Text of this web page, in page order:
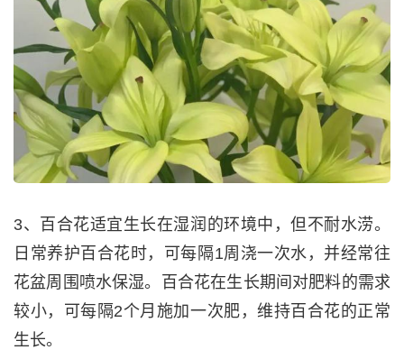
3、百合花适宜生长在湿润的环境中，但不耐水涝。
日常养护百合花时，可每隔1周浇一次水，并经常往
花盆周围喷水保湿。百合花在生长期间对肥料的需求
较小，可每隔2个月施加一次肥，维持百合花的正常
生长。